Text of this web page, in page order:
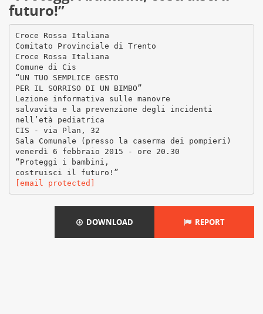
futuro!”
Croce Rossa Italiana
Comitato Provinciale di Trento
Croce Rossa Italiana
Comune di Cis
“UN TUO SEMPLICE GESTO
PER IL SORRISO DI UN BIMBO”
Lezione informativa sulle manovre
salvavita e la prevenzione degli incidenti
nell’età pediatrica
CIS - via Plan, 32
Sala Comunale (presso la caserma dei pompieri)
venerdì 6 febbraio 2015 - ore 20.30
“Proteggi i bambini,
[email protected]
DOWNLOAD REPORT